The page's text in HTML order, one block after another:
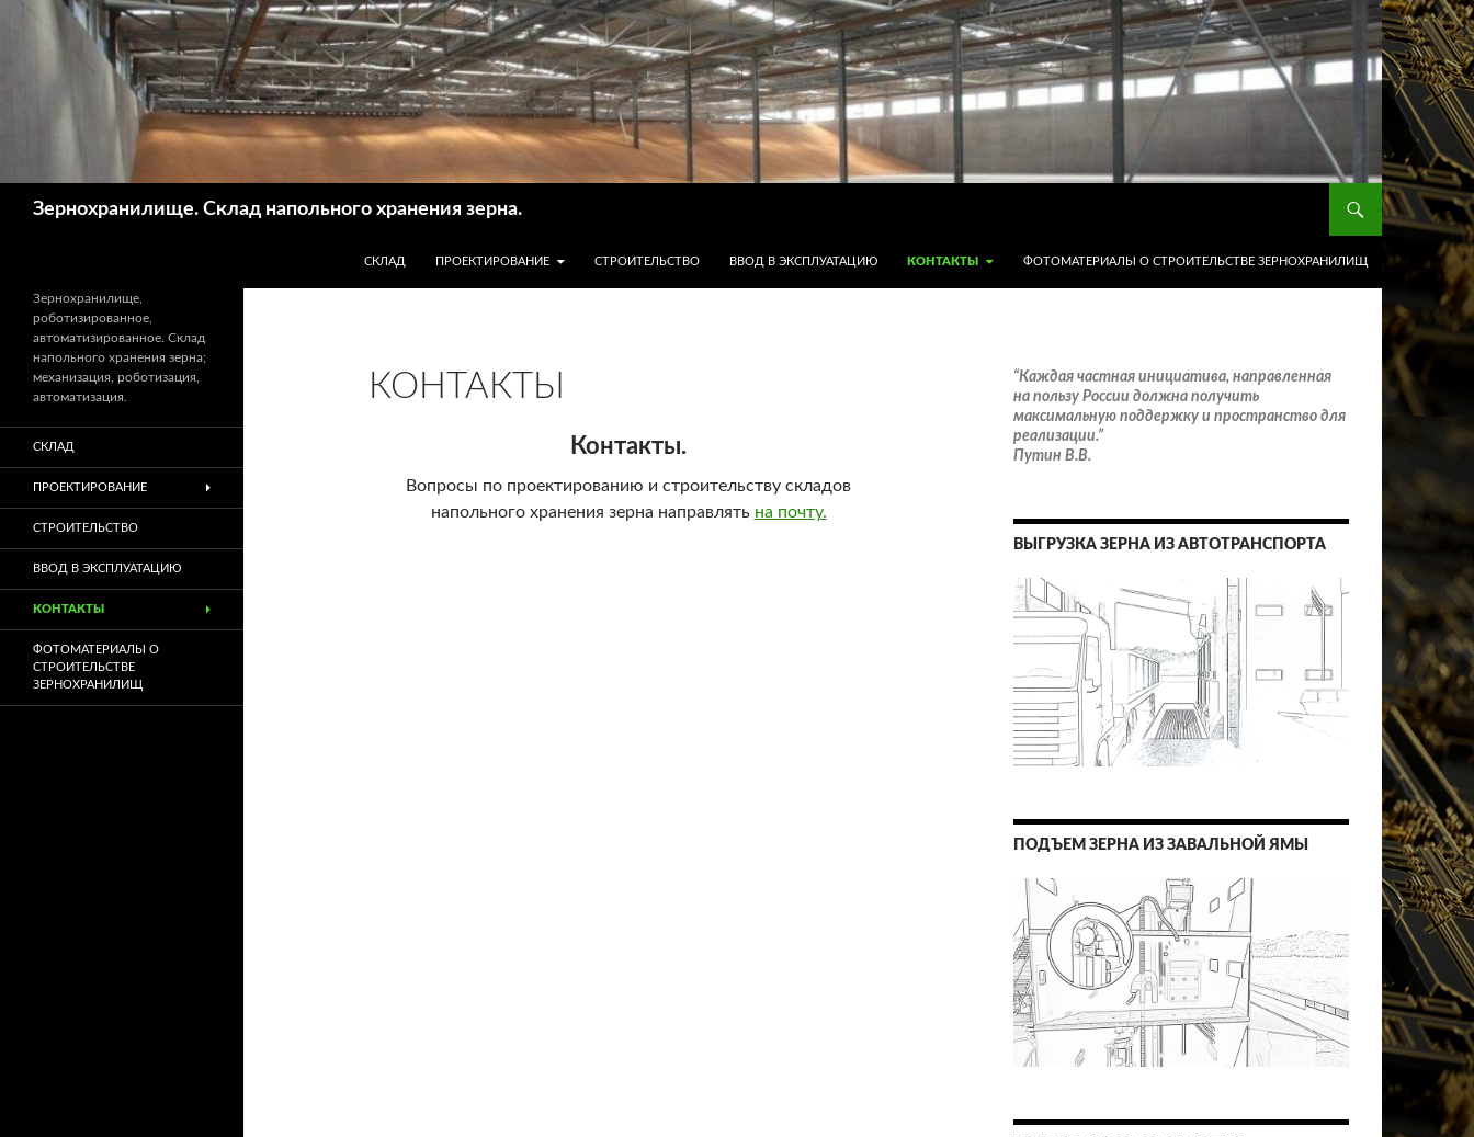
Зернохранилище. Склад напольного хранения зерна.
СКЛАД
ПРОЕКТИРОВАНИЕ СТРОИТЕЛЬСТВО ВВОД В ЭКСПЛУАТАЦИЮ КОНТАКТЫ ФОТОМАТЕРИАЛЫ О СТРОИТЕЛЬСТВЕ ЗЕРНОХРАНИЛИЩ
КОНТАКТЫ
Контакты.
Вопросы по проектированию и строительству складов
напольного хранения зерна направлять на почту.
“Каждая частная инициатива, направленная
на пользу России должна получить
максимальную поддержку и пространство для
реализации.”
Путин В.В.
ВЫГРУЗКА ЗЕРНА ИЗ АВТОТРАНСПОРТА
ПОДЪЕМ ЗЕРНА ИЗ ЗАВАЛЬНОЙ ЯМЫ
Зернохранилище,
роботизированное,
автоматизированное. Склад
напольного хранения зерна;
механизация, роботизация,
автоматизация.
СКЛАД
ПРОЕКТИРОВАНИЕ
СТРОИТЕЛЬСТВО
ВВОД В ЭКСПЛУАТАЦИЮ
КОНТАКТЫ
ФОТОМАТЕРИАЛЫ О
СТРОИТЕЛЬСТВЕ
ЗЕРНОХРАНИЛИЩ